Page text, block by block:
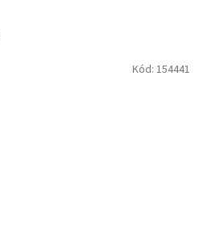
Kód: 154441